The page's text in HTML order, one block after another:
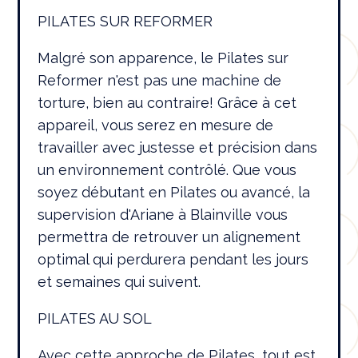
PILATES SUR REFORMER
Malgré son apparence, le Pilates sur
Reformer n'est pas une machine de
torture, bien au contraire! Grâce à cet
appareil, vous serez en mesure de
travailler avec justesse et précision dans
un environnement contrôlé. Que vous
soyez débutant en Pilates ou avancé, la
supervision d'Ariane à Blainville vous
permettra de retrouver un alignement
optimal qui perdurera pendant les jours
et semaines qui suivent.
PILATES AU SOL